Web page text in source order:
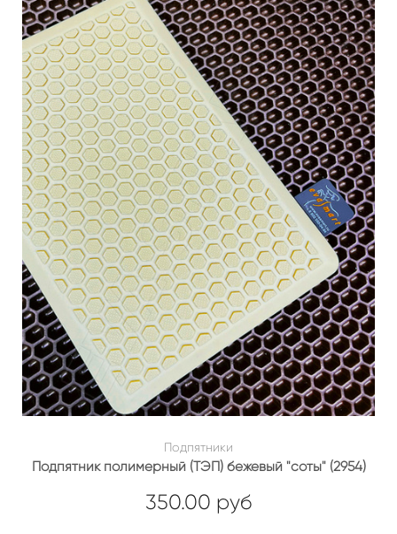
Подпятники
Подпятник полимерный (ТЭП) бежевый "соты" (2954)
350.00 руб